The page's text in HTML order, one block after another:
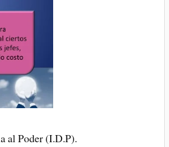
al Poder (I.D.P).